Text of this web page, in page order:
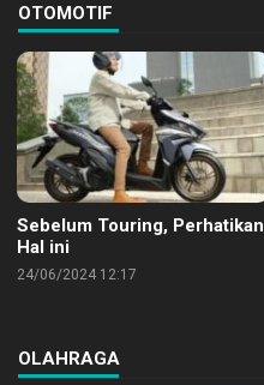
OTOMOTIF
Sebelum Touring, Perhatikan
Hal ini
24/06/2024 12:17
OLAHRAGA